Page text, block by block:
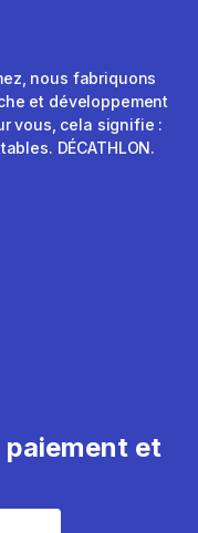
nous fabriquons
et développement
vous, cela signifie :
DÉCATHLON.
paiement et